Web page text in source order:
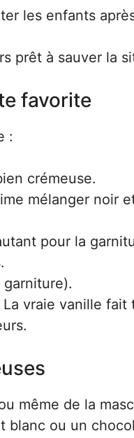
les enfants après
prêt à sauver la
favorite
:
crémeuse.
mélanger noir
pour la
vraie vanille
même de la
ou un